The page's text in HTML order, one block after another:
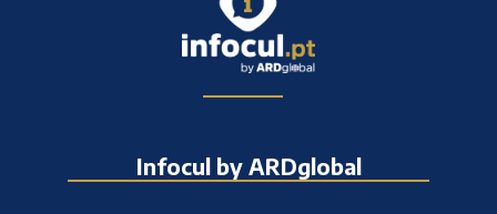
Infocul by ARDglobal